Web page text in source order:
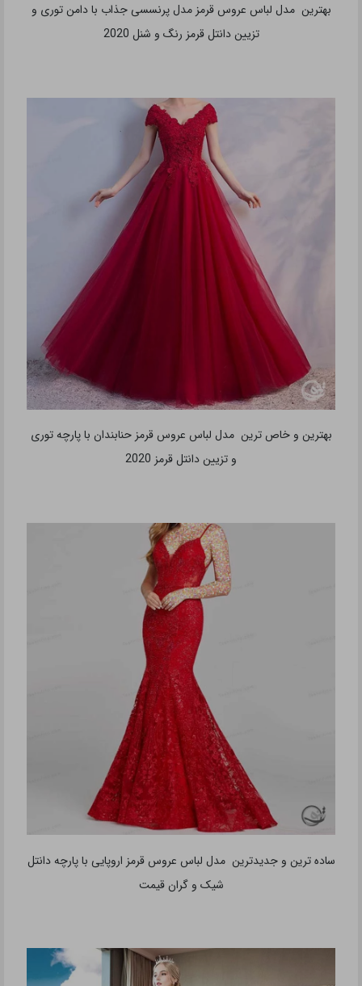
بهترین مدل لباس عروس قرمز مدل پرنسسی جذاب با دامن توری و
تزیین دانتل قرمز رنگ و شنل 2020
بهترین و خاص ترین مدل لباس عروس قرمز حنابندان با پارچه توری
و تزیین دانتل قرمز 2020
ساده ترین و جدیدترین مدل لباس عروس قرمز اروپایی با پارچه دانتل
شیک و گران قیمت